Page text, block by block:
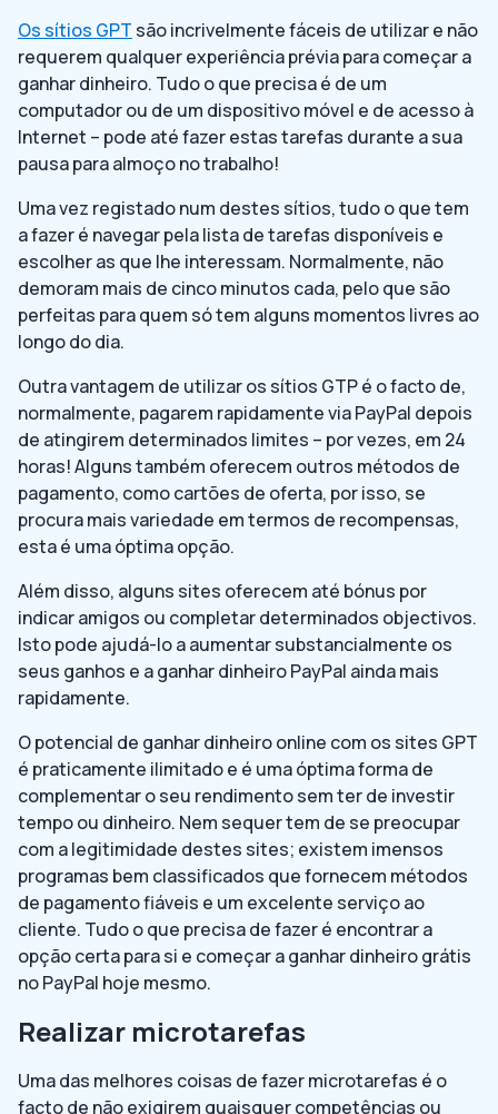
Os sítios GPT são incrivelmente fáceis de utilizar e não
requerem qualquer experiência prévia para começar a
ganhar dinheiro. Tudo o que precisa é de um
computador ou de um dispositivo móvel e de acesso à
Internet – pode até fazer estas tarefas durante a sua
pausa para almoço no trabalho!
Uma vez registado num destes sítios, tudo o que tem
a fazer é navegar pela lista de tarefas disponíveis e
escolher as que lhe interessam. Normalmente, não
demoram mais de cinco minutos cada, pelo que são
perfeitas para quem só tem alguns momentos livres ao
longo do dia.
Outra vantagem de utilizar os sítios GTP é o facto de,
normalmente, pagarem rapidamente via PayPal depois
de atingirem determinados limites – por vezes, em 24
horas! Alguns também oferecem outros métodos de
pagamento, como cartões de oferta, por isso, se
procura mais variedade em termos de recompensas,
esta é uma óptima opção.
Além disso, alguns sites oferecem até bónus por
indicar amigos ou completar determinados objectivos.
Isto pode ajudá-lo a aumentar substancialmente os
seus ganhos e a ganhar dinheiro PayPal ainda mais
rapidamente.
O potencial de ganhar dinheiro online com os sites GPT
é praticamente ilimitado e é uma óptima forma de
complementar o seu rendimento sem ter de investir
tempo ou dinheiro. Nem sequer tem de se preocupar
com a legitimidade destes sites; existem imensos
programas bem classificados que fornecem métodos
de pagamento fiáveis e um excelente serviço ao
cliente. Tudo o que precisa de fazer é encontrar a
opção certa para si e começar a ganhar dinheiro grátis
no PayPal hoje mesmo.
Realizar microtarefas
Uma das melhores coisas de fazer microtarefas é o
facto de não exigirem quaisquer competências ou